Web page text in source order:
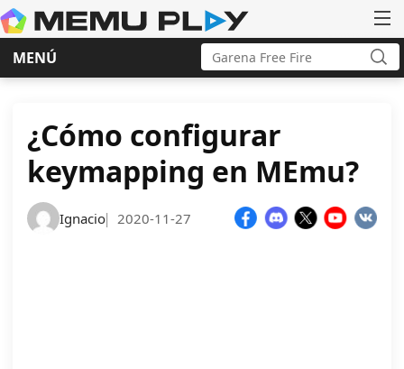
MENÚ
Ir
Buscar:
¿Cómo configurar
keymapping en MEmu?
Ignacio| 2020-11-27